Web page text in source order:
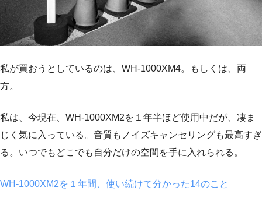
私が買おうとしているのは、WH-1000XM4。もしくは、両
方。
私は、今現在、WH-1000XM2を１年半ほど使用中だが、凄ま
じく気に入っている。音質もノイズキャンセリングも最高すぎ
る。いつでもどこでも自分だけの空間を手に入れられる。
WH-1000XM2を１年間、使い続けて分かった14のこと